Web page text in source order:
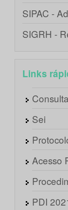
SIPAC -
SIGRH -
Links
Sei
Acesso
PDI